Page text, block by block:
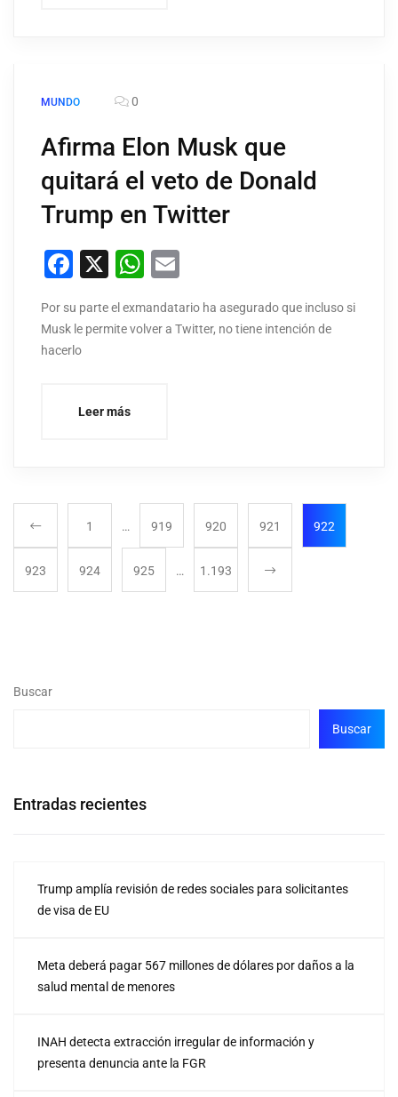
MUNDO 0
Afirma Elon Musk que
quitará el veto de Donald
Trump en Twitter
Facebook
X WhatsApp
Por su parte el exmandatario ha asegurado que incluso si
Musk le permite volver a Twitter, no tiene intención de
hacerlo
Leer más
1 … 919 920 921 922
923 924 925 … 1.193
Buscar
Buscar
Entradas recientes
Trump amplía revisión de redes sociales para solicitantes
de visa de EU
Meta deberá pagar 567 millones de dólares por daños a la
salud mental de menores
INAH detecta extracción irregular de información y
presenta denuncia ante la FGR